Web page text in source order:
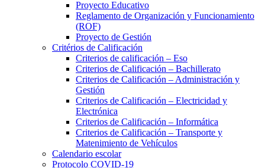
Proyecto Educativo
Reglamento de Organización y Funcionamiento
(ROF)
Proyecto de Gestión
Critérios de Calificación
Criterios de calificación – Eso
Criterios de Calificación – Bachillerato
Criterios de Calificación – Administración y
Gestión
Criterios de Calificación – Electricidad y
Electrónica
Criterios de Calificación – Informática
Criterios de Calificación – Transporte y
Matenimiento de Vehículos
Calendario escolar
Protocolo COVID-19